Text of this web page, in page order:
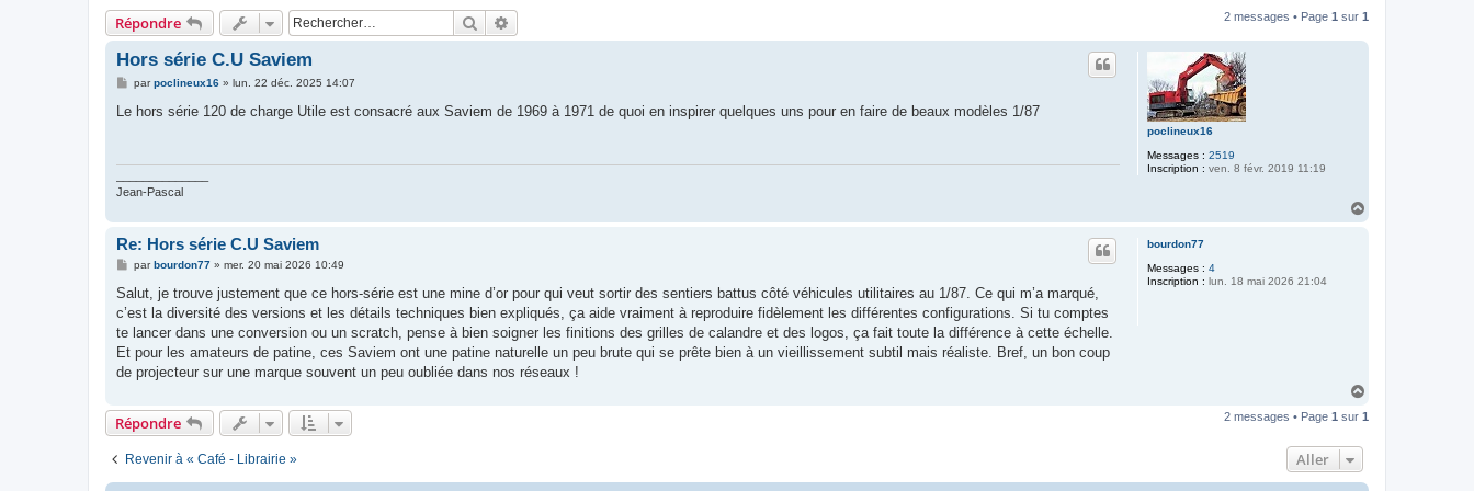
Répondre Rechercher 2 messages • Page 1 sur 1
poclineux16
Messages : 2519
Inscription : ven. 8 févr. 2019 11:19
Hors série C.U Saviem
M
s
parpoclineux16» lun. 22 déc. 2025 14:07
Le hors série 120 de charge Utile est consacré aux Saviem de 1969 à 1971 de quoi en inspirer quelques uns pour en faire de beaux modèles 1/87
Jean-Pascal
bourdon77
Messages : 4
Inscription : lun. 18 mai 2026 21:04
Re: Hors série C.U Saviem
M
s
a
g
parbourdon77» mer. 20 mai 2026 10:49
Salut, je trouve justement que ce hors-série est une mine d’or pour qui veut sortir des sentiers battus côté véhicules utilitaires au 1/87. Ce qui m’a marqué,
c’est la diversité des versions et les détails techniques bien expliqués, ça aide vraiment à reproduire fidèlement les différentes configurations. Si tu comptes
te lancer dans une conversion ou un scratch, pense à bien soigner les finitions des grilles de calandre et des logos, ça fait toute la différence à cette échelle.
Et pour les amateurs de patine, ces Saviem ont une patine naturelle un peu brute qui se prête bien à un vieillissement subtil mais réaliste. Bref, un bon coup
de projecteur sur une marque souvent un peu oubliée dans nos réseaux !
u
Répondre 2 messages • Page 1 sur 1
Revenir à « Café - Librairie » Aller